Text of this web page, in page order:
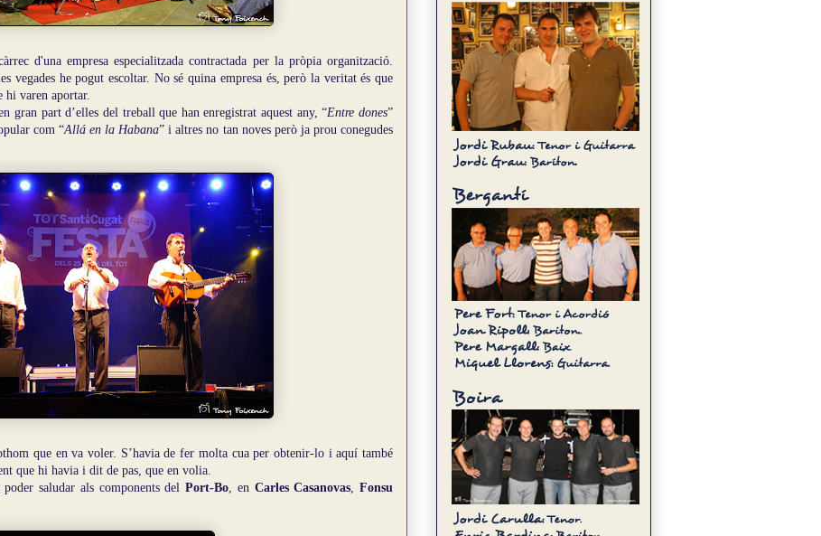
d'una empresa especialitzada contractada per la pròpia organització.
vegades he pogut escoltar. No sé quina empresa és, però la veritat és que
hi varen aportar.
gran part d’elles del treball que han enregistrat aquest any, “Entre dones”
com “Allá en la Habana” i altres no tan noves però ja prou conegudes
que en va voler. S’havia de fer molta cua per obtenir-lo i aquí també
que hi havia i dit de pas, que en volia.
saludar als components del Port-Bo, en Carles Casanovas, Fonsu